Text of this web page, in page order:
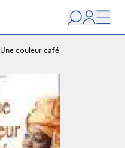
user
Une couleur café